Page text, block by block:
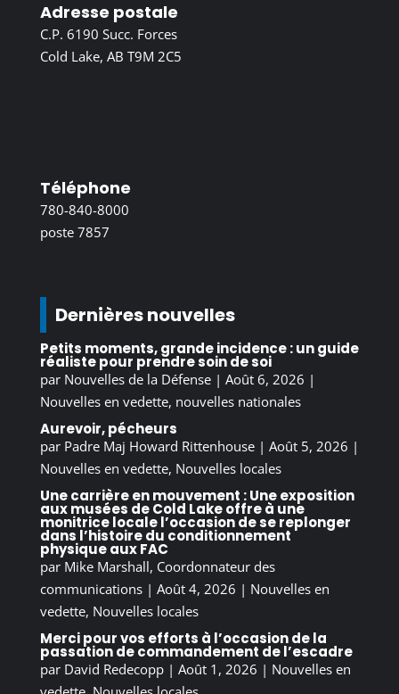
Adresse postale
C.P. 6190 Succ. Forces
Cold Lake, AB T9M 2C5
Téléphone
780-840-8000
poste 7857
Dernières nouvelles
Petits moments, grande incidence : un guide
réaliste pour prendre soin de soi
par Nouvelles de la Défense| Août 6, 2026 |
Nouvelles en vedette, nouvelles nationales
Aurevoir, pécheurs
par Padre Maj Howard Rittenhouse| Août 5, 2026 |
Nouvelles en vedette, Nouvelles locales
Une carrière en mouvement : Une exposition
aux musées de Cold Lake offre à une
monitrice locale l’occasion de se replonger
dans l’histoire du conditionnement
physique aux FAC
par Mike Marshall, Coordonnateur des
communications| Août 4, 2026 | Nouvelles en
vedette, Nouvelles locales
Merci pour vos efforts à l’occasion de la
passation de commandement de l’escadre
par David Redecopp| Août 1, 2026 | Nouvelles en